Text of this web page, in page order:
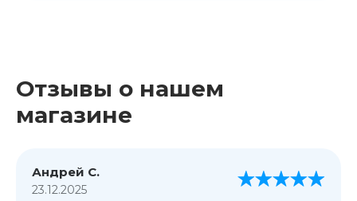
Отзывы о нашем
магазине
Андрей С.
23.12.2025